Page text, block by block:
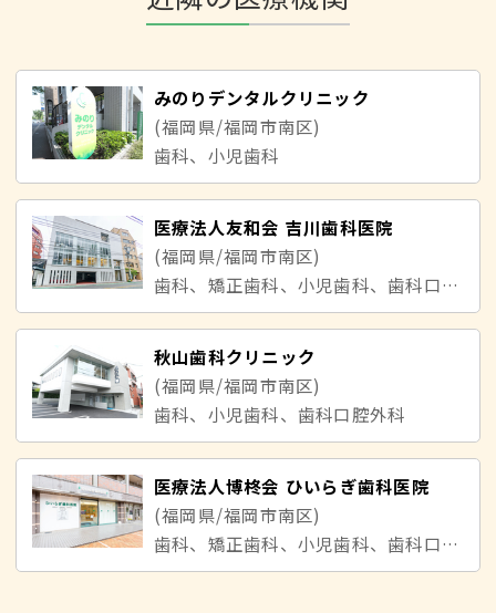
みのりデンタルクリニック
(福岡県/福岡市南区)
歯科、小児歯科
医療法人友和会 吉川歯科医院
(福岡県/福岡市南区)
歯科、矯正歯科、小児歯科、歯科口腔外科
秋山歯科クリニック
(福岡県/福岡市南区)
歯科、小児歯科、歯科口腔外科
医療法人博柊会 ひいらぎ歯科医院
(福岡県/福岡市南区)
歯科、矯正歯科、小児歯科、歯科口腔外科